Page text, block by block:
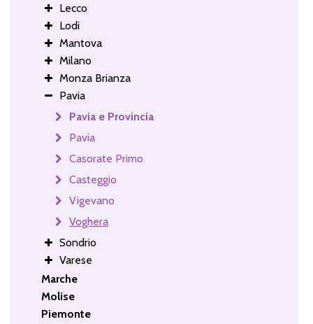
Lecco
Lodi
Mantova
Milano
Monza Brianza
Pavia
Pavia e Provincia
Pavia
Casorate Primo
Casteggio
Vigevano
Voghera
Sondrio
Varese
Marche
Molise
Piemonte